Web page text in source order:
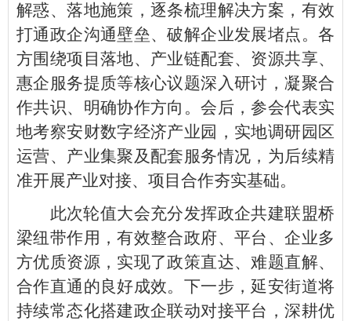
解惑、落地施策，逐条梳理解决方案，有效
打通政企沟通壁垒、破解企业发展堵点。各
方围绕项目落地、产业链配套、资源共享、
惠企服务提质等核心议题深入研讨，凝聚合
作共识、明确协作方向。会后，参会代表实
地考察安财数字经济产业园，实地调研园区
运营、产业集聚及配套服务情况，为后续精
准开展产业对接、项目合作夯实基础。
此次轮值大会充分发挥政企共建联盟桥
梁纽带作用，有效整合政府、平台、企业多
方优质资源，实现了政策直达、难题直解、
合作直通的良好成效。下一步，延安街道将
持续常态化搭建政企联动对接平台，深耕优